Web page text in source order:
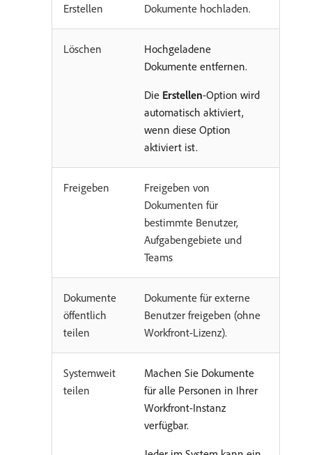
Erstellen Dokumente hochladen.
Löschen
Hochgeladene
Dokumente entfernen.
Die Erstellen-Option wird
automatisch aktiviert,
wenn diese Option
aktiviert ist.
Freigeben
Freigeben von
Dokumenten für
bestimmte Benutzer,
Aufgabengebiete und
Teams
Dokumente
öffentlich
teilen
Dokumente für externe
Benutzer freigeben (ohne
Workfront-Lizenz).
Systemweit
teilen
Machen Sie Dokumente
für alle Personen in Ihrer
Workfront-Instanz
verfügbar.